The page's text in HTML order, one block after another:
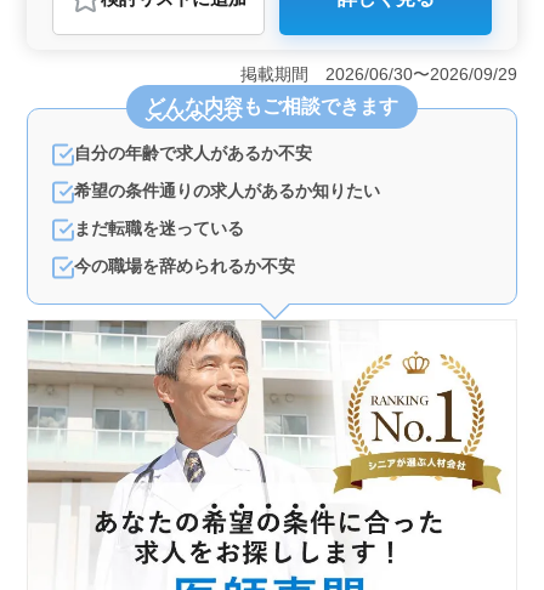
おすすめポイント
＜医師のキャリア構築＞ ベテラン歯科医師の経験を活
かし、予防歯科や歯周病治療に専念できる環境が整って
います。また、週2〜3日の柔軟な働き方も歓迎していま
す。 ＜地域と患者サポート＞ 平塚市内の総合病院
でのお仕事なので、地域密着型の医療提供が可能です。
患者との信頼関係を築きやすく、予防歯科に特化したサ
ービスで地域社会への貢献が期待できます。車通勤も可
能でアクセスも良好。 ＜シニア世代の活躍＞ 50
代、60代の医師が活躍中の環境で、シニア世代も歓迎。
す。また、男女比率は女性が7割を占め、女性医師のキャ
掲載期間 2026/06/30〜2026/09/29
どんな内容もご相談できます
自分の年齢で求人があるか不安
希望の条件通りの求人があるか知りたい
まだ転職を迷っている
今の職場を辞められるか不安